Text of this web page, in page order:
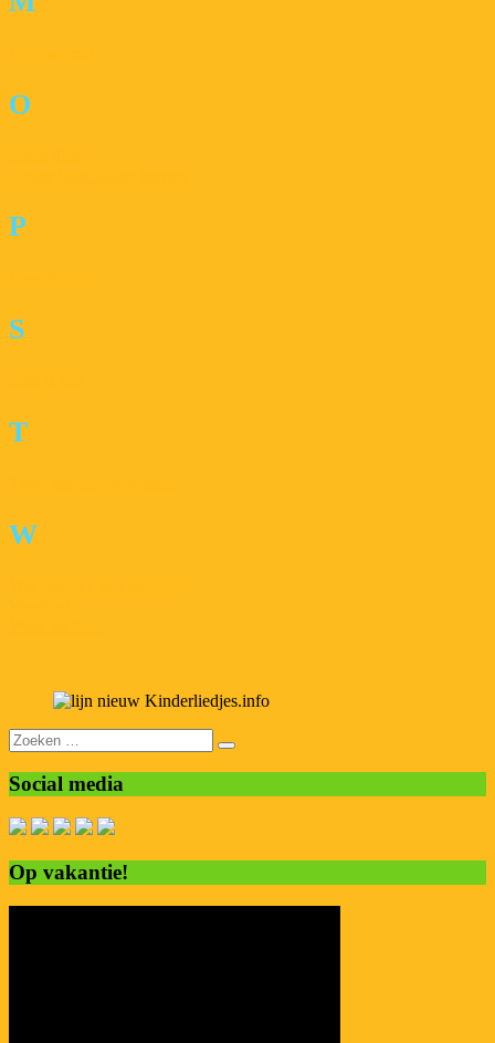
O
P
S
T
W
Zoeken
naar:
Social media
Op vakantie!